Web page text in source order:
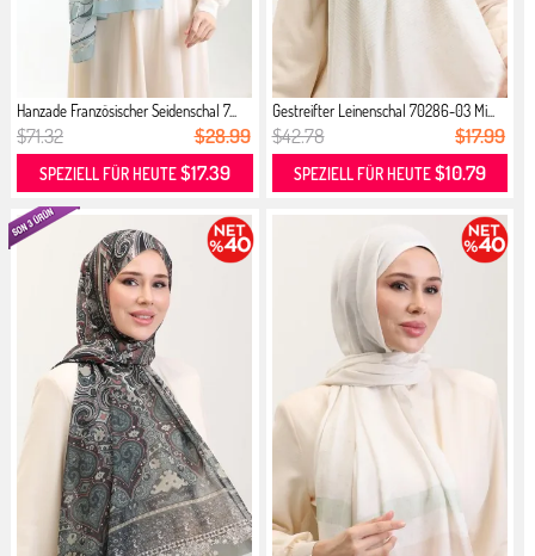
Hanzade Französischer Seidenschal 7...
$71.32 $28.99
SPEZIELL FÜR HEUTE$17.39
Gestreifter Leinenschal 70286-03 Mi...
$42.78 $17.99
SPEZIELL FÜR HEUTE$10.79